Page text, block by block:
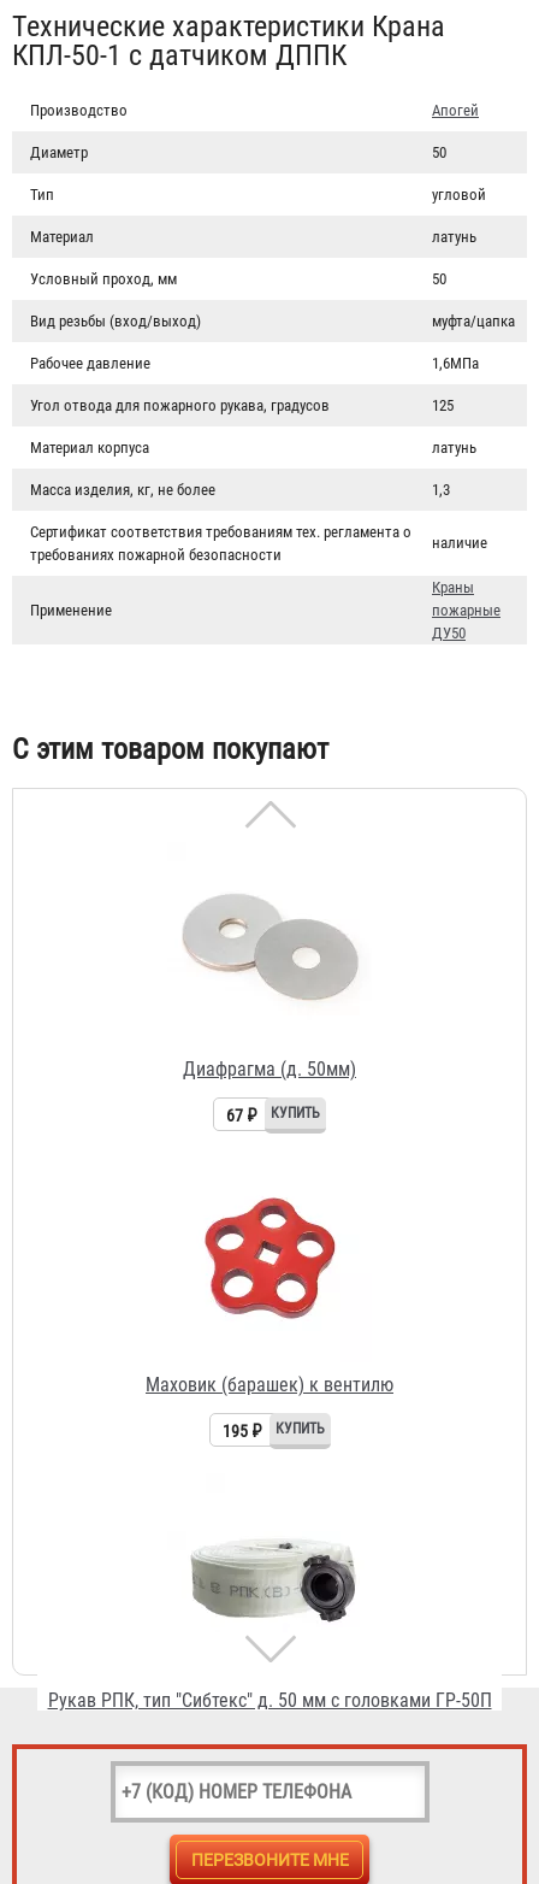
Табы
Технические характеристики Крана
КПЛ-50-1 с датчиком ДППК
Производство Апогей
Диаметр 50
Тип угловой
Материал латунь
Условный проход, мм 50
Вид резьбы (вход/выход) муфта/цапка
Рабочее давление 1,6МПа
Угол отвода для пожарного рукава, градусов 125
Материал корпуса латунь
Масса изделия, кг, не более 1,3
Сертификат соответствия требованиям тех. регламента о
требованиях пожарной безопасности
наличие
Применение
Краны
пожарные
ДУ50
С этим товаром покупают
Диафрагма (д. 50мм)
67 ₽
Маховик (барашек) к вентилю
195 ₽
Рукав РПК, тип "Сибтекс" д. 50 мм с головками ГР-50П
2 163 ₽
Ствол пожарный РС-50 Алюминий